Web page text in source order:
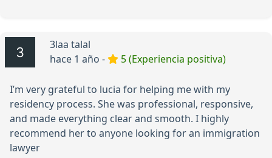
3laa talal
hace 1 año -
5 (Experiencia positiva)
I’m very grateful to lucia for helping me with my
residency process. She was professional, responsive,
and made everything clear and smooth. I highly
recommend her to anyone looking for an immigration
lawyer